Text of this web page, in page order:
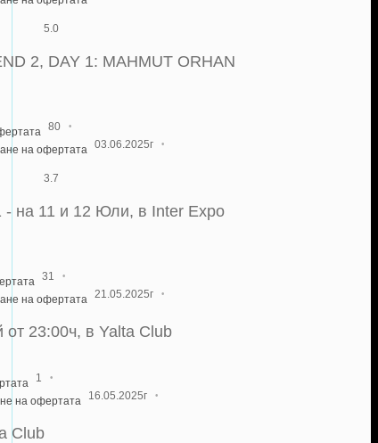
5.0
2, DAY 1: MAHMUT ORHAN
80 ·
на офертата 03.06.2025г ·
3.7
- на 11 и 12 Юли, в Inter Expo
31 ·
на офертата 21.05.2025г ·
23:00ч, в Yalta Club
1 ·
на офертата 16.05.2025г ·
Club